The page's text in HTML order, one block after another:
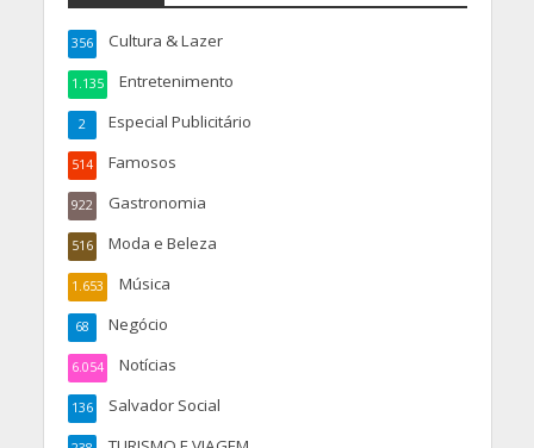
Cultura & Lazer
356
Entretenimento
1.135
Especial Publicitário
2
Famosos
514
Gastronomia
922
Moda e Beleza
516
Música
1.653
Negócio
68
Notícias
6.054
Salvador Social
136